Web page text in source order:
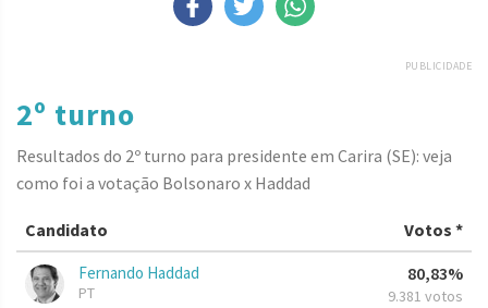
PUBLICIDADE
2º turno
Resultados do 2º turno para presidente em Carira (SE): veja
como foi a votação Bolsonaro x Haddad
Candidato Votos *
Fernando Haddad
PT
80,83%
9.381 votos